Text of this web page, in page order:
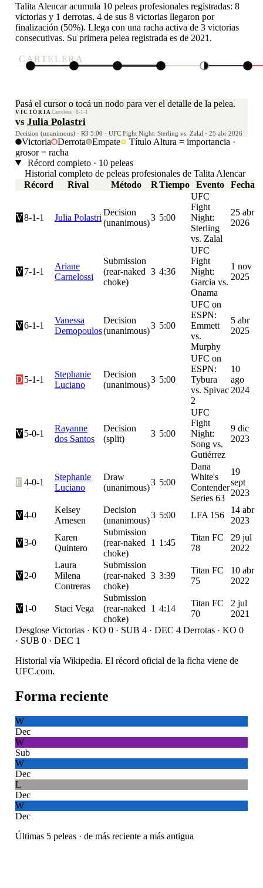
Talita Alencar acumula 10 peleas profesionales registradas: 8
victorias y 1 derrotas. 4 de sus 8 victorias llegaron por
finalización (50%). Llega con una racha activa de 3 victorias
consecutivas. Su primera pelea registrada es de 2021.
CARTELERA
Pasá el cursor o tocá un nodo para ver el detalle de la pelea.
VICTORIA Cartelera · 8-1-1
vs Julia Polastri
Decision (unanimous) · R3 5:00 · UFC Fight Night: Sterling vs. Zalal · 25 abr 2026
Victoria Derrota Empate Título Altura = importancia ·
grosor = racha
Récord completo · 10 peleas
Historial completo de peleas profesionales de Talita Alencar
Récord
Rival Método RTiempo Evento Fecha
V8-1-1 Julia Polastri
Decision
(unanimous)
3 5:00
UFC
Fight
Night:
Sterling
vs. Zalal
25 abr
2026
V7-1-1
Ariane
Carnelossi
Submission
(rear-naked
choke)
3 4:36
UFC
Fight
Night:
Garcia vs.
Onama
1 nov
2025
V6-1-1
Vanessa
Demopoulos
Decision
(unanimous)
3 5:00
UFC on
ESPN:
Emmett
vs.
Murphy
5 abr
2025
D 5-1-1
Stephanie
Luciano
Decision
(unanimous)
3 5:00
UFC on
ESPN:
Tybura
vs. Spivac
2
10
ago
2024
V5-0-1
Rayanne
dos Santos
Decision
(split)
3 5:00
UFC
Fight
Night:
Song vs.
Gutiérrez
9 dic
2023
E 4-0-1
Stephanie
Luciano
Draw
(unanimous)
3 5:00
Dana
White's
Contender
Series 63
19
sept
2023
V4-0
Kelsey
Arnesen
Decision
(unanimous)
3 5:00 LFA 156
14 abr
2023
V3-0
Karen
Quintero
Submission
(rear-naked
choke)
1 1:45
Titan FC
78
29 jul
2022
V2-0
Laura
Milena
Contreras
Submission
(rear-naked
choke)
3 3:39
Titan FC
75
10 abr
2022
V1-0 Staci Vega
Submission
(rear-naked
choke)
1 4:14
Titan FC
70
2 jul
2021
DesgloseVictorias · KO 0 · SUB 4 · DEC 4Derrotas · KO 0
· SUB 0 · DEC 1
Historial vía Wikipedia. El récord oficial de la ficha viene de
UFC.com.
Forma reciente
W
Dec
W
Sub
W
Dec
L
Dec
W
Dec
Últimas 5 peleas · de más reciente a más antigua